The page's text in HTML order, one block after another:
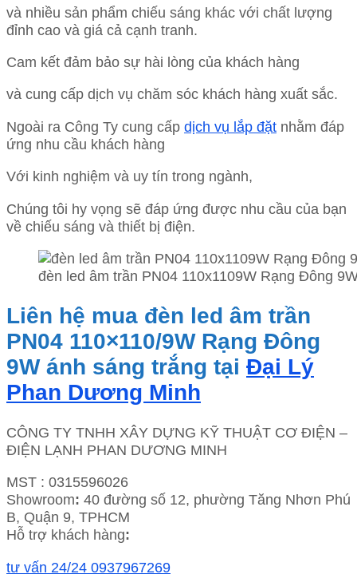
và nhiều sản phẩm chiếu sáng khác với chất lượng
đỉnh cao và giá cả cạnh tranh.
Cam kết đảm bảo sự hài lòng của khách hàng
và cung cấp dịch vụ chăm sóc khách hàng xuất sắc.
Ngoài ra Công Ty cung cấp dịch vụ lắp đặt nhằm đáp
ứng nhu cầu khách hàng
Với kinh nghiệm và uy tín trong ngành,
Chúng tôi hy vọng sẽ đáp ứng được nhu cầu của bạn
về chiếu sáng và thiết bị điện.
đèn led âm trần PN04 110x1109W Rạng Đông
Liên hệ mua đèn led âm trần
PN04 110×110/9W Rạng Đông
9W ánh sáng trắng tại Đại Lý
Phan Dương Minh
CÔNG TY TNHH XÂY DỰNG KỸ THUẬT CƠ ĐIỆN –
ĐIỆN LẠNH PHAN DƯƠNG MINH
MST : 0315596026
Showroom: 40 đường số 12, phường Tăng Nhơn Phú
B, Quận 9, TPHCM
Hỗ trợ khách hàng:
tư vấn 24/24 0937967269